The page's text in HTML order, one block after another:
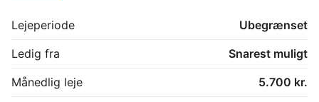
Lejeperiode
Ubegrænset
Ledig fra
Snarest muligt
Månedlig leje
5.700 kr.